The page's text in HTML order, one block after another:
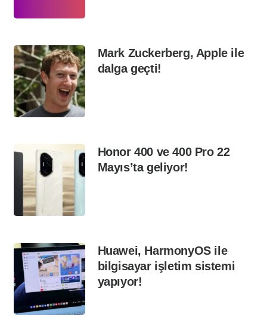
Mark Zuckerberg, Apple ile
dalga geçti!
Honor 400 ve 400 Pro 22
Mayıs’ta geliyor!
Huawei, HarmonyOS ile
bilgisayar işletim sistemi
yapıyor!